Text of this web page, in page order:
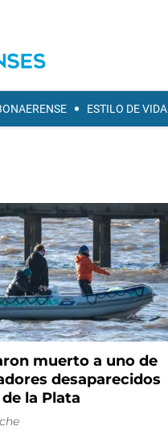
ESTILO DE VIDA
muerto a uno de
desaparecidos
la Plata